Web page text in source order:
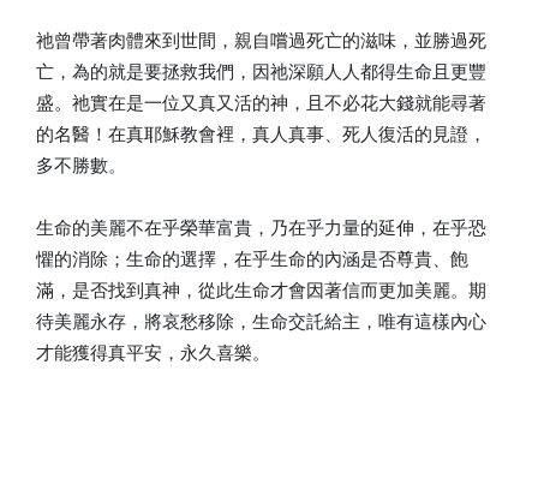
祂曾帶著肉體來到世間，親自嚐過死亡的滋味，並勝過死
亡，為的就是要拯救我們，因祂深願人人都得生命且更豐
盛。祂實在是一位又真又活的神，且不必花大錢就能尋著
的名醫！在真耶穌教會裡，真人真事、死人復活的見證，
多不勝數。
生命的美麗不在乎榮華富貴，乃在乎力量的延伸，在乎恐
懼的消除；生命的選擇，在乎生命的內涵是否尊貴、飽
滿，是否找到真神，從此生命才會因著信而更加美麗。期
待美麗永存，將哀愁移除，生命交託給主，唯有這樣內心
才能獲得真平安，永久喜樂。